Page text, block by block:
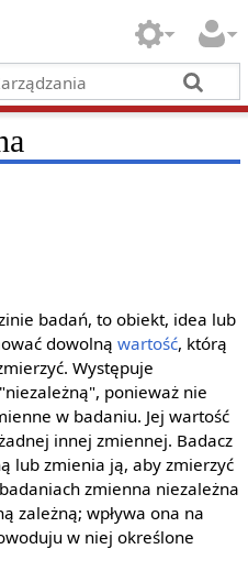
badań, to obiekt, idea lub
dowolną wartość, którą
Występuje
ponieważ nie
w badaniu. Jej wartość
innej zmiennej. Badacz
lub zmienia ją, aby zmierzyć
zmienna niezależna
zależną; wpływa ona na
w niej określone